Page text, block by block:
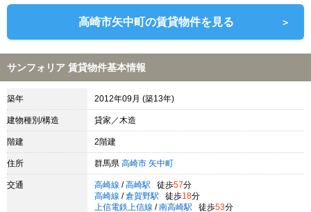
高崎市矢中町の賃貸物件を見る ＞
サンフォリア 賃貸物件基本情報
築年 2012年09月 (築13年)
建物種別/構造 貸家／木造
階建 2階建
住所 群馬県 高崎市 矢中町
交通 高崎線 / 高崎駅 徒歩57分
高崎線 / 倉賀野駅 徒歩18分
上信電鉄上信線 / 南高崎駅 徒歩53分